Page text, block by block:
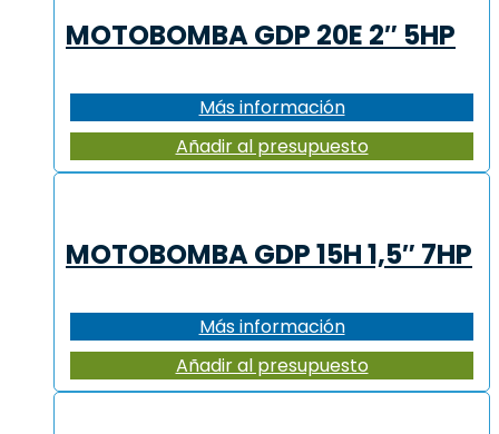
MOTOBOMBA GDP 20E 2″ 5HP
Más información
Añadir al presupuesto
MOTOBOMBA GDP 15H 1,5″ 7HP
Más información
Añadir al presupuesto